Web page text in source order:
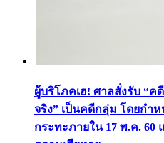
ผู้บริโภคเฮ! ศาลสั่งรับ “
จริง” เป็นคดีกลุ่ม โดยกำ
กระทะภายใน 17 พ.ค. 60